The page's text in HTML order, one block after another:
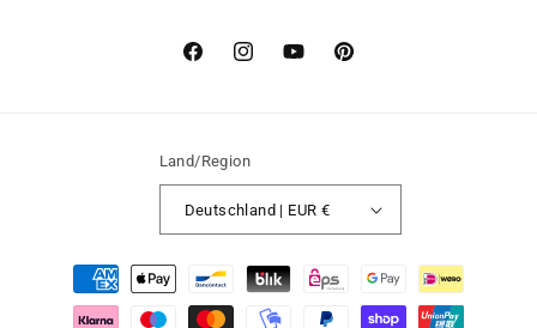
FacebookInstagramYouTubePinterest
Land/Region
Deutschland | EUR €
Zahlungsmethoden